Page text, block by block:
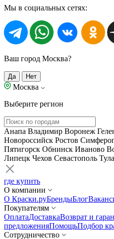
Мы в социальных сетях:
Ваш город Москва?
Да Нет
Москва
Выберите регион
Анапа Владимир Воронеж
Новороссийск Ростов
Пятигорск Обнинск Иваново
Липецк Чехов Севастополь Тула
где купить
О компании
О Краски.руБрендыБлог
Покупателям
ОплатаДоставкаВозврат и
предложенияПомощьПодбор
Сотрудничество